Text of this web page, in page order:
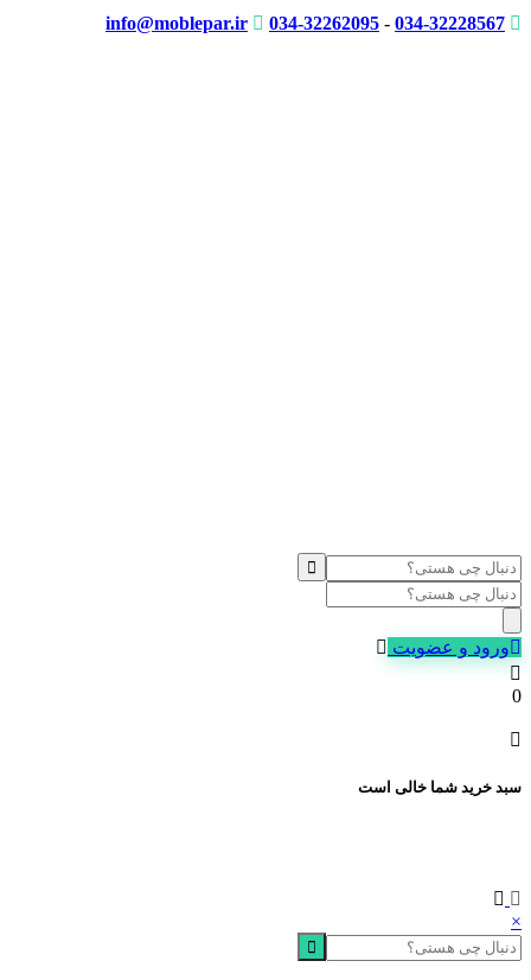
info@moblepar.ir 034-32262095 - 034-32228567
Products
search
ورود و عضویت
0
سبد خرید شما خالی است
×